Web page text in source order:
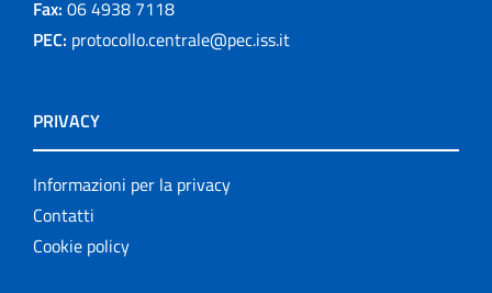
Fax: 06 4938 7118
PEC: protocollo.centrale@pec.iss.it
PRIVACY
Informazioni per la privacy
Contatti
Cookie policy